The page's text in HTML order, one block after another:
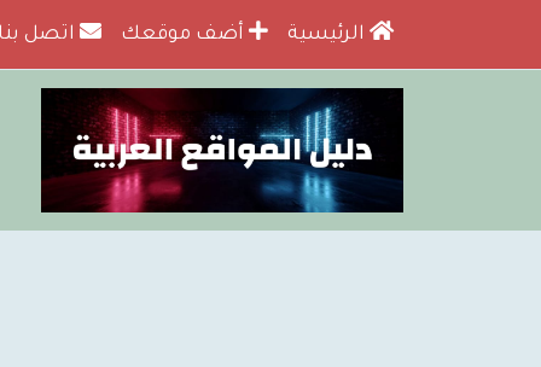
الرئيسية أضف موقعك اتصل بنا